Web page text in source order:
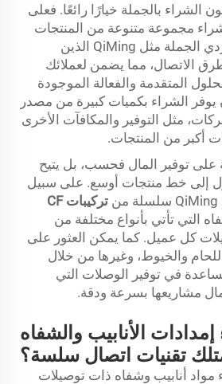
الشراء بالجملة خيارًا رائعًا. فعلى
مجموعة متنوعة من المنتجات
بكميات كبيرة من موردي الجملة مثل QiMing الذين
الاتصال، مما يضمن لعملائك
المتقدمة والفعالة الموجودة
الشراء بكميات كبيرة من مصدر
مثل التوفير والمكافآت الأخرى
أكبر من المنتجات.
على توفير المال فحسب، بل يتيح
إلى خط منتجات أوسع. على سبيل
تركيبات CF
التي تأتي بأنواع مختلفة من
كل عميل. كما يمكن العثور على
والخيوط، وغيرها من خلال
في توفير الوصلات التي
مشاريعها بسرعة ودقة.
الأنابيب والشفاه
تقنيات اتصال سلسة؟
مواد أنابيب وشفاه ذات توصيلات